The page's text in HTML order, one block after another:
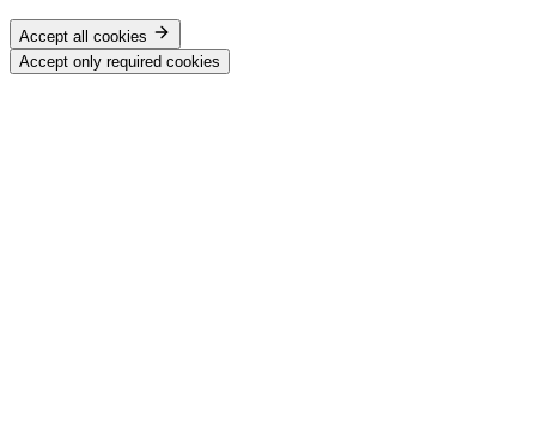
Accept all cookies
Accept only required cookies